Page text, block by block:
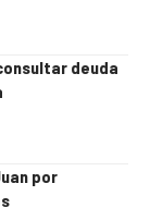
deuda
por